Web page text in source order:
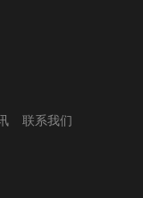
联系我们